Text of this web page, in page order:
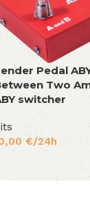
Pedal
Two
switcher
€/24h